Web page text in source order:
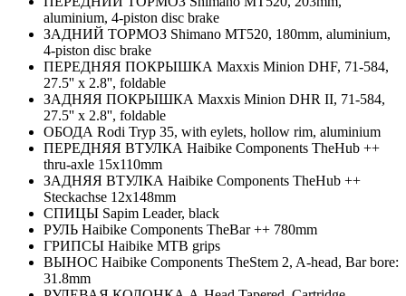
aluminium, 4-piston disc brake
ЗАДНИЙ ТОРМОЗ Shimano MT520, 180mm, aluminium,
4-piston disc brake
ПЕРЕДНЯЯ ПОКРЫШКА Maxxis Minion DHF, 71-584,
27.5'' x 2.8'', foldable
ЗАДНЯЯ ПОКРЫШКА Maxxis Minion DHR II, 71-584,
27.5'' x 2.8'', foldable
ОБОДА Rodi Tryp 35, with eylets, hollow rim, aluminium
ПЕРЕДНЯЯ ВТУЛКА Haibike Components TheHub ++
thru-axle 15x110mm
ЗАДНЯЯ ВТУЛКА Haibike Components TheHub ++
Steckachse 12x148mm
СПИЦЫ Sapim Leader, black
РУЛЬ Haibike Components TheBar ++ 780mm
ГРИПСЫ Haibike MTB grips
ВЫНОС Haibike Components TheStem 2, A-head, Bar bore:
31.8mm